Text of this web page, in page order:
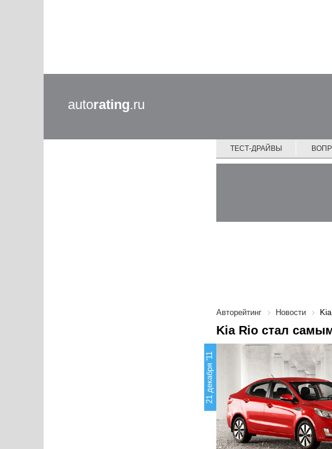
autorating.ru
ТЕСТ-ДРАЙВЫ
Авторейтинг Новости
Kia Rio стал
21 декабря '11